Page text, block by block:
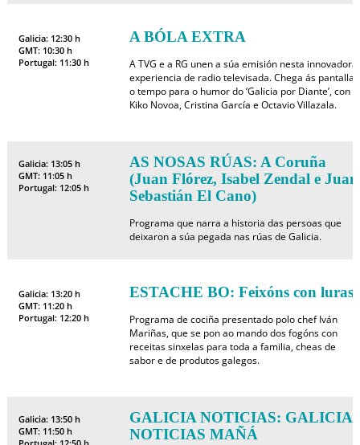
Galicia: 12:30 h
GMT: 10:30 h
Portugal: 11:30 h
A BÓLA EXTRA
A TVG e a RG unen a súa emisión nesta innovadora
experiencia de radio televisada. Chega ás pantallas
o tempo para o humor do ‘Galicia por Diante’, con
Kiko Novoa, Cristina García e Octavio Villazala.
Galicia: 13:05 h
GMT: 11:05 h
Portugal: 12:05 h
AS NOSAS RÚAS: A Coruña
(Juan Flórez, Isabel Zendal e Juan
Sebastián El Cano)
Programa que narra a historia das persoas que
deixaron a súa pegada nas rúas de Galicia.
Galicia: 13:20 h
GMT: 11:20 h
Portugal: 12:20 h
ESTACHE BO: Feixóns con luras
Programa de cociña presentado polo chef Iván
Mariñas, que se pon ao mando dos fogóns con
receitas sinxelas para toda a familia, cheas de
sabor e de produtos galegos.
Galicia: 13:50 h
GMT: 11:50 h
GALICIA NOTICIAS: GALICIA
NOTICIAS MAÑÁ